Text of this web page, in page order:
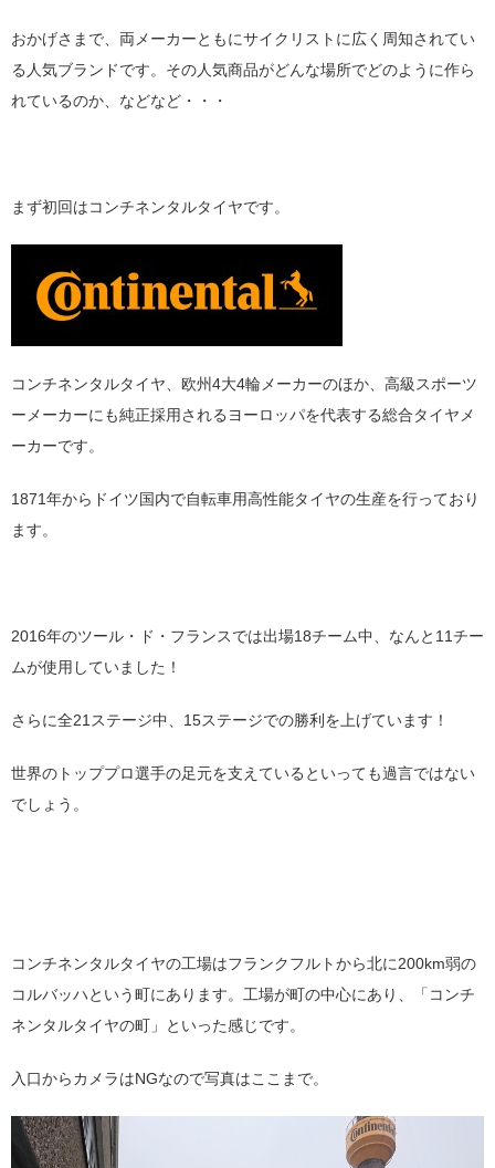
おかげさまで、両メーカーともにサイクリストに広く周知されてい
る人気ブランドです。その人気商品がどんな場所でどのように作ら
れているのか、などなど・・・
まず初回はコンチネンタルタイヤです。
コンチネンタルタイヤ、欧州4大4輪メーカーのほか、高級スポーツ
ーメーカーにも純正採用されるヨーロッパを代表する総合タイヤメ
ーカーです。
1871年からドイツ国内で自転車用高性能タイヤの生産を行っており
ます。
2016年のツール・ド・フランスでは出場18チーム中、なんと11チー
ムが使用していました！
さらに全21ステージ中、15ステージでの勝利を上げています！
世界のトッププロ選手の足元を支えているといっても過言ではない
でしょう。
コンチネンタルタイヤの工場はフランクフルトから北に200km弱の
コルバッハという町にあります。工場が町の中心にあり、「コンチ
ネンタルタイヤの町」といった感じです。
入口からカメラはNGなので写真はここまで。